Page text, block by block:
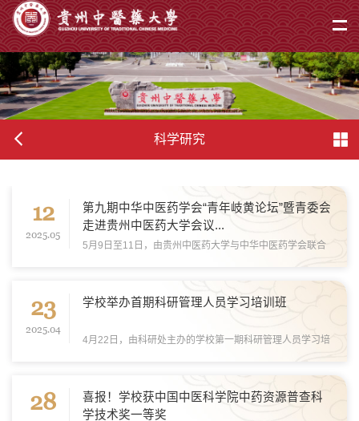
科学研究
12
2025.05
第九期中华中医药学会“青年岐黄论坛”暨青委会
走进贵州中医药大学会议...
5月9日至11日，由贵州中医药大学与中华中医药学会联合
九期中华中医药学会“青年岐黄论坛”暨青委会走进贵州中医
药大学会议在多彩贵州、爽爽贵阳举行。中华...
23
2025.04
学校举办首期科研管理人员学习培训班
4月22日，由科研处主办的学校第一期科研管理人员学习培
于浩出席培训班开班仪式并致辞。全校科研管理人员、各实
验平台及团队技术骨干参加。于浩希望各位学员...
28
喜报！学校获中国中医科学院中药资源普查科
学技术奖一等奖